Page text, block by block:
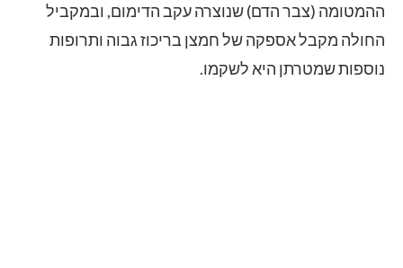
ההמטומה (צבר הדם) שנוצרה עקב הדימום, ובמקביל
החולה מקבל אספקה של חמצן בריכוז גבוה ותרופות
נוספות שמטרתן היא לשקמו.